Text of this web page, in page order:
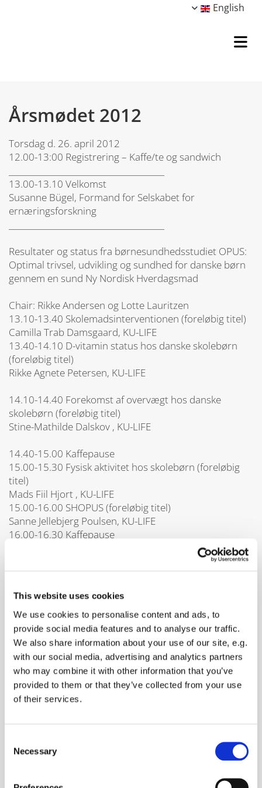
This website uses cookies
We use cookies to personalise content and ads, to
provide social media features and to analyse our traffic.
We also share information about your use of our site, e.g.
with our social media, advertising and analytics partners
who may combine it with other information that you’ve
provided to them or that they’ve collected from your use
of their services.
Selection
Necessary
English
Årsmødet 2012
Torsdag d. 26. april 2012
12.00-13:00 Registrering – Kaffe/te og sandwich
13.00-13.10 Velkomst
Susanne Bügel, Formand for Selskabet for
ernæringsforskning
Resultater og status fra børnesundhedsstudiet OPUS:
Optimal trivsel, udvikling og sundhed for danske børn
gennem en sund Ny Nordisk Hverdagsmad
Chair: Rikke Andersen og Lotte Lauritzen
13.10-13.40 Skolemadsinterventionen (foreløbig titel)
Camilla Trab Damsgaard, KU-LIFE
13.40-14.10 D-vitamin status hos danske skolebørn
(foreløbig titel)
Rikke Agnete Petersen, KU-LIFE
14.10-14.40 Forekomst af overvægt hos danske
skolebørn (foreløbig titel)
Stine-Mathilde Dalskov , KU-LIFE
14.40-15.00 Kaffepause
15.00-15.30 Fysisk aktivitet hos skolebørn (foreløbig
titel)
Mads Fiil Hjort , KU-LIFE
15.00-16.00 SHOPUS (foreløbig titel)
Sanne Jellebjerg Poulsen, KU-LIFE
16.00-16.30 Kaffepause
Chair: Mette Kristensen og Susanne Bügel
16.30-17.00 n-3 LCPUFA og CNS funktion: Teoretisk
baggrund og nye resultater om appetit
Lotte Lauritzen, Signe Damsbo-Svendsen & Mia
Dybkjær Rønsholdt, KU-LIFE
17.00-17.30 n-3 LCPUFA status, koncentration og
indlæring hos danske skolebørn i OPUS
Skolemadsprojekt
Skolemadspilotprojekt